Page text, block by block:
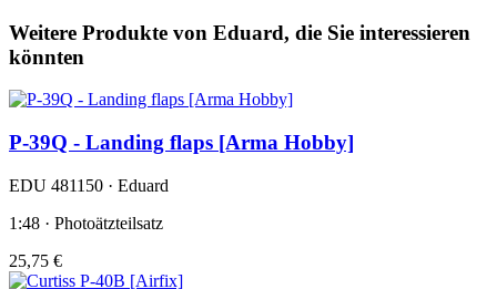
Weitere Produkte von Eduard, die Sie interessieren
könnten
P-39Q - Landing flaps [Arma Hobby]
EDU 481150 · Eduard
1:48 · Photoätzteilsatz
25,75 €